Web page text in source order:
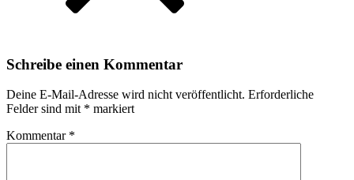
Schreibe einen Kommentar
Deine E-Mail-Adresse wird nicht veröffentlicht. Erforderliche
Felder sind mit * markiert
Kommentar *